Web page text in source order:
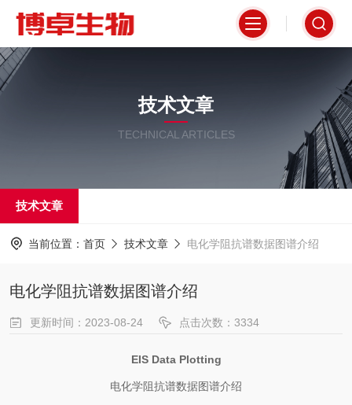
技术文章
TECHNICAL ARTICLES
技术文章
当前位置： 首页 技术文章 电化学阻抗谱数据图谱介绍
电化学阻抗谱数据图谱介绍
更新时间：2023-08-24 点击次数：3334
EIS Data Plotting
电化学阻抗谱数据图谱介绍